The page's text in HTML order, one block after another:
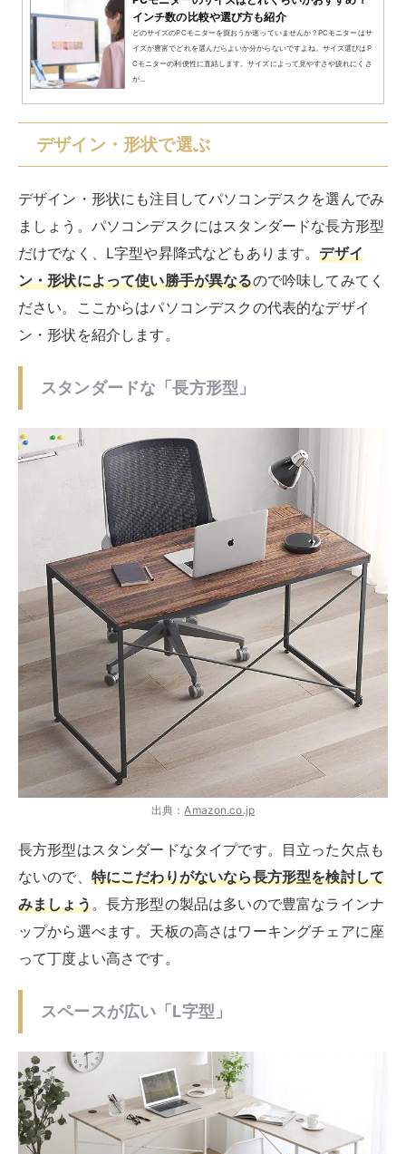
ン・形状によって使い勝手が異なるので吟味してみてく
ださい。ここからはパソコンデスクの代表的なデザイ
ン・形状を紹介します。
スタンダードな「長方形型」
出典：Amazon.co.jp
長方形型はスタンダードなタイプです。目立った欠点も
ないので、特にこだわりがないなら長方形型を検討して
みましょう。長方形型の製品は多いので豊富なラインナ
ップから選べます。天板の高さはワーキングチェアに座
って丁度よい高さです。
スペースが広い「L字型」
L字型のパソコンデスクは作業スペースを広く確保でき
るので、断然作業しやすいです。L字型のメリット・デ
メリットは以下の通りです。